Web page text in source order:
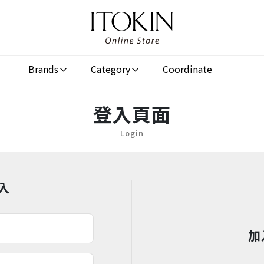
Brands Category Coordinate
登入頁面
Login